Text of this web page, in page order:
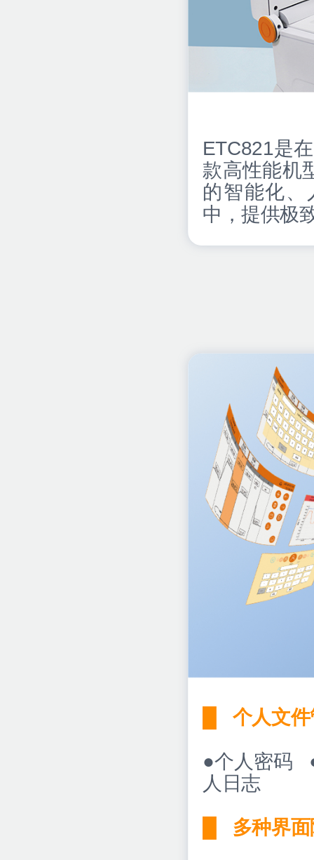
ETC821是
款高性能机
的智能化、
中，提供极
个人文
●个人密码
人日志
多种界